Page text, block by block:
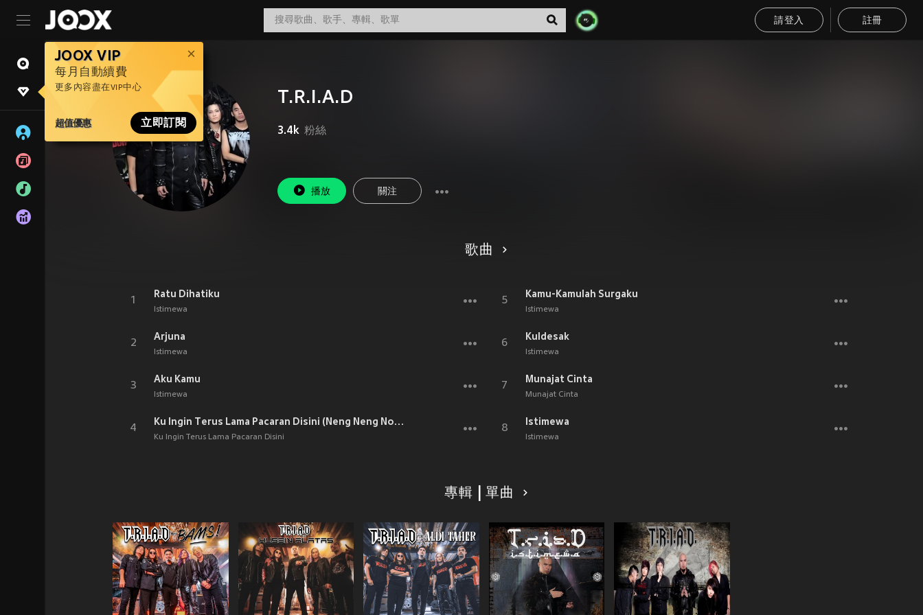
請登入 註冊
JOOX VIP
每月自動續費
更多內容盡在VIP中心
超值優惠 立即訂閱
T.R.I.A.D
3.4k 粉絲
播放 關注
歌曲
1
Ratu Dihatiku
Istimewa
2
Arjuna
Istimewa
3
Aku Kamu
Istimewa
4
Ku Ingin Terus Lama Pacaran Disini (Neng Neng Nong Neng)
Ku Ingin Terus Lama Pacaran Disini
5
Kamu-Kamulah Surgaku
Istimewa
6
Kuldesak
Istimewa
7
Munajat Cinta
Munajat Cinta
8
Istimewa
Istimewa
專輯 | 單曲